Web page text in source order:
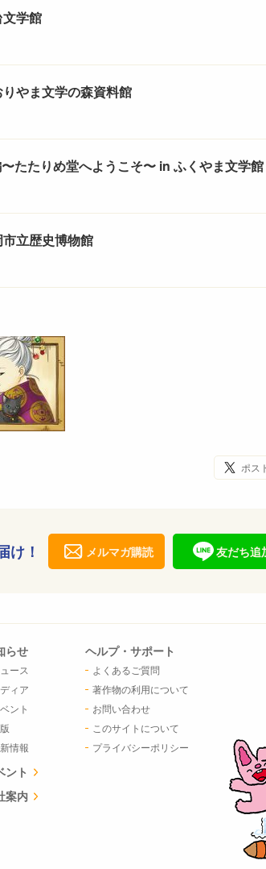
学館
やま文学の森資料館
たたりめ堂へようこそ〜 in ふくやま文学館
立歴史博物館
ポス
け！ メルマガ購読 友だち追
らせ
ース
ィア
ント
情報
ント
案内
ヘルプ・サポート
よくあるご質問
著作物の利用について
お問い合わせ
このサイトについて
プライバシーポリシー